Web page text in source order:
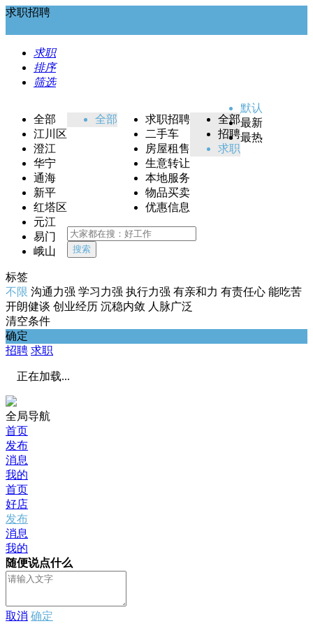
求职招聘
求职
排序
筛选
全部
江川区
澄江
华宁
通海
新平
红塔区
元江
易门
峨山
全部
求职招聘
二手车
房屋租售
生意转让
本地服务
物品买卖
优惠信息
全部
招聘
求职
默认
最新
最热
标签
不限 沟通力强 学习力强 执行力强 有亲和力 有责任心 能吃苦
开朗健谈 创业经历 沉稳内敛 人脉广泛
清空条件
确定
搜索
招聘 求职
正在加载...
全局导航
首页
发布
消息
我的
首页
好店
发布
消息
我的
随便说点什么
取消 确定